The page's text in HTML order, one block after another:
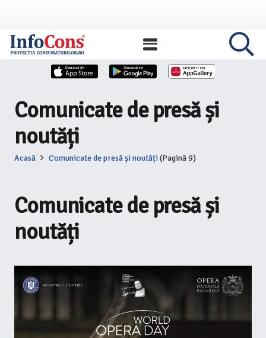
Comunicate de presă și
noutăți
Acasă Comunicate de presă și noutăți(Pagină 9)
Comunicate de presă și
noutăți